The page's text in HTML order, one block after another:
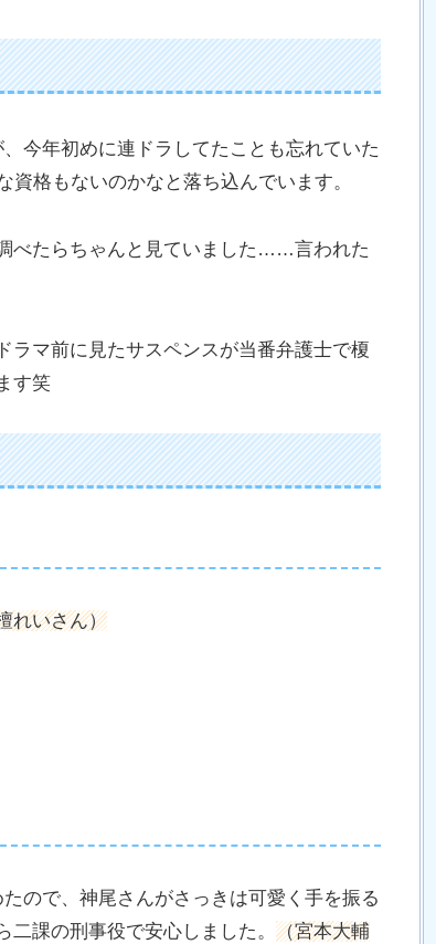
今年初めに連ドラしてたことも忘れていた
格もないのかなと落ち込んでいます。
べたらちゃんと見ていました……言われた
ラマ前に見たサスペンスが当番弁護士で榎
す笑
れいさん）
ので、神尾さんがさっきは可愛く手を振る
課の刑事役で安心しました。 （宮本大輔